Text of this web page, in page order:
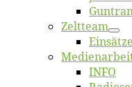
Zelt­team
Ein­sät­ze
INFO